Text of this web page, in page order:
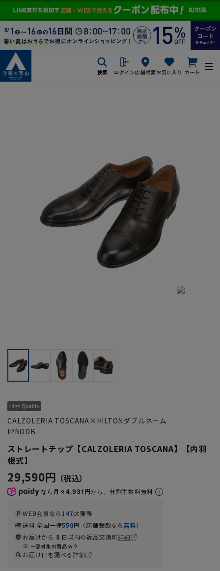
検索 ログイン店舗検索お気に入り カート
CALZOLERIA TOSCANA×HILTONダブルネーム
IPNODB
ストレートチップ【CALZOLERIA TOSCANA】【内羽
根式】
29,590円
なら 月々4,931円から。分割手数料無料
WEB会員なら147pt獲得
送料 全国一律550円（店舗受取なら無料）
お届けから 8 日以内の返品交換可詳細
一部対象外商品あり
お届け日を調べる詳細